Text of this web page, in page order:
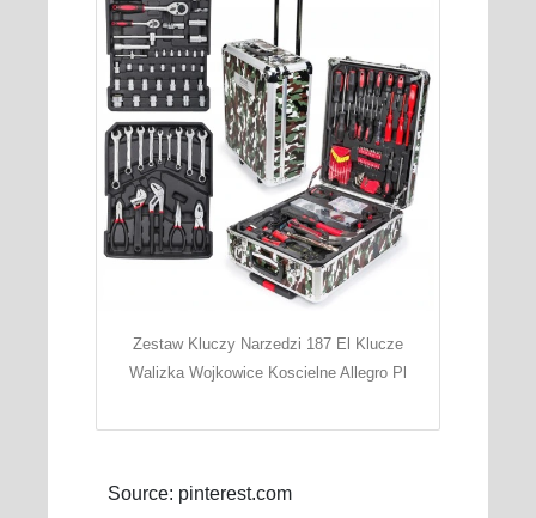
Zestaw Kluczy Narzedzi 187 El Klucze
Walizka Wojkowice Koscielne Allegro Pl
Source: pinterest.com